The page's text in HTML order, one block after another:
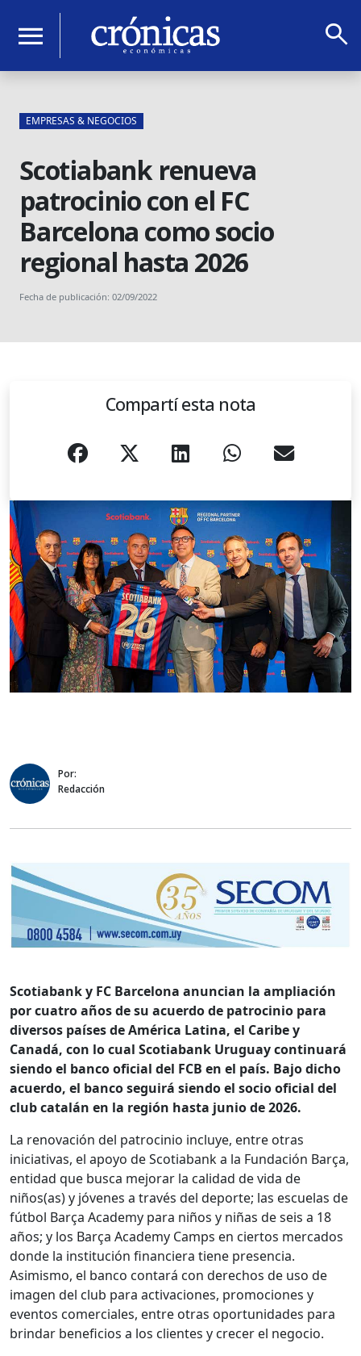
menu search
EMPRESAS & NEGOCIOS
Scotiabank renueva
patrocinio con el FC
Barcelona como socio
regional hasta 2026
Fecha de publicación: 02/09/2022
Compartí esta nota
Por:
Redacción
Scotiabank y FC Barcelona anuncian la ampliación
por cuatro años de su acuerdo de patrocinio para
diversos países de América Latina, el Caribe y
Canadá, con lo cual Scotiabank Uruguay continuará
siendo el banco oficial del FCB en el país. Bajo dicho
acuerdo, el banco seguirá siendo el socio oficial del
club catalán en la región hasta junio de 2026.
La renovación del patrocinio incluye, entre otras
iniciativas, el apoyo de Scotiabank a la Fundación Barça,
entidad que busca mejorar la calidad de vida de
niños(as) y jóvenes a través del deporte; las escuelas de
fútbol Barça Academy para niños y niñas de seis a 18
años; y los Barça Academy Camps en ciertos mercados
donde la institución financiera tiene presencia.
Asimismo, el banco contará con derechos de uso de
imagen del club para activaciones, promociones y
eventos comerciales, entre otras oportunidades para
brindar beneficios a los clientes y crecer el negocio.